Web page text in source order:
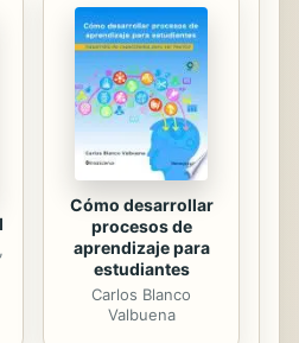
Julio no puede aceptar...
está dispuesta a
aceptar el castigo que Julio
imponer y volver a ser una
suya para siempre.
va negarse a una oferta...
Cómo desarrollar
procesos de
aprendizaje para
estudiantes
Carlos Blanco
Valbuena